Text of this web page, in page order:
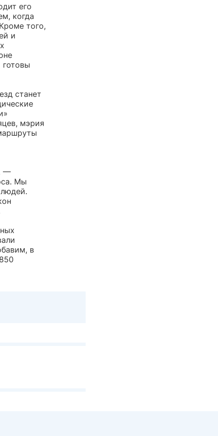
его
когда
того,
и
станет
мэрия
—
Мы
в